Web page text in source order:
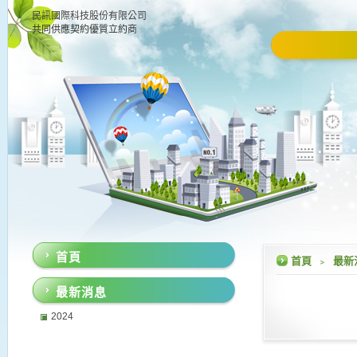
民訊國際科技股份有限公司
共同供應契約優質立約商
首頁 ﹥ 最
首頁
最新消息
2024